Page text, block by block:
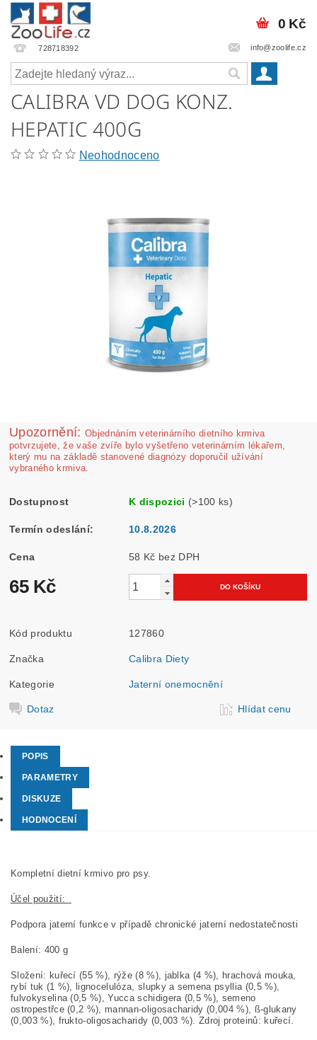
728718392 info@zoolife.cz
0 Kč
CALIBRA VD DOG KONZ.
HEPATIC 400G
Neohodnoceno
Upozornění: Ob­jednáním veterinárního dietního krmiva
potvrzujete, že vaše zvíře bylo vyšetřeno veterinárním lékařem,
který mu na základě stanovené diagnózy doporučil užívání
vybraného krmiva.
Dostupnost K dispozici (>100 ks)
Termín odeslání: 10.8.2026
Cena 58 Kč bez DPH
65 Kč
Kód produktu 127860
Značka Calibra Diety
Kategorie Jaterní onemocnění
Dotaz Hlídat cenu
POPIS
PARAMETRY
DISKUZE
HODNOCENÍ
Kompletní dietní krmivo pro psy.
Účel použití:
Podpora jaterní funkce v případě chronické jaterní nedostatečnosti
Balení: 400 g
Složení: kuřecí (55 %), rýže (8 %), jablka (4 %), hrachová mouka,
rybí tuk (1 %), lignocelulóza, slupky a semenapsyllia(0,5 %),
fulvokyselina(0,5 %),Yucca schidigera(0,5 %), semeno
ostropestřce (0,2 %), mannan-oligosacharidy (0,004 %), ß-glukany
(0,003 %), frukto-oligosacharidy (0,003 %). Zdroj proteinů: kuřecí.